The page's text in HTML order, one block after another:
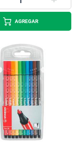
AGREGAR